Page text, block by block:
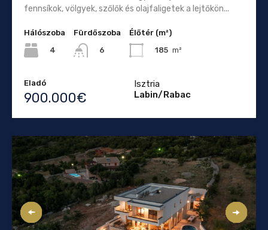
fennsíkok, völgyek, szőlők és olajfaligetek a lejtőkön...
Hálószoba
4
Fürdőszoba
6
Élőtér (m²)
185 m²
Eladó
900.000€
Isztria
Labin/Rabac